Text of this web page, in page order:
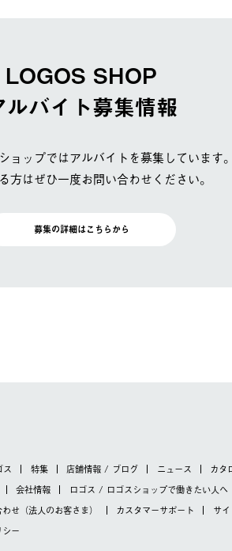
LOGOS SHOP
ルバイト募集情報
ョップではアルバイトを募集しています。
方はぜひ一度お問い合わせください。
募集の詳細はこちらから
ス 特集 店舗情報 / ブログ ニュース
カタ
会社情報 ロゴス / ロゴスショップで働きたい人へ
せ （法人のお客さま） カスタマーサポート
サ
ー